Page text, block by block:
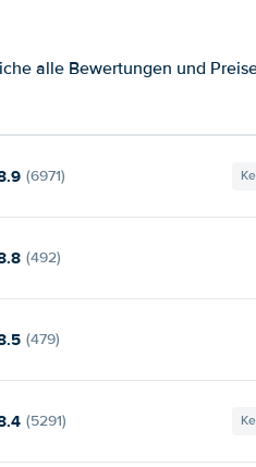
alle Bewertungen und
(6971)
(492)
(479)
(5291)